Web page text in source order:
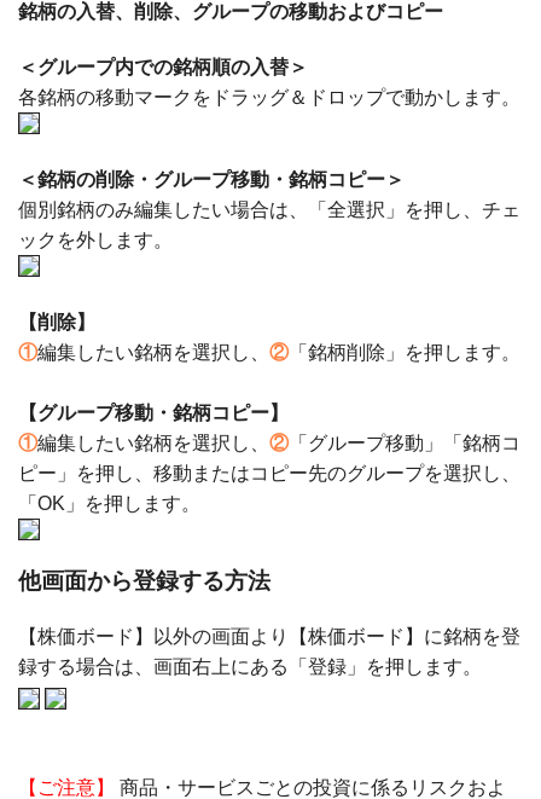
銘柄の入替、削除、グループの移動およびコピー
＜グループ内での銘柄順の入替＞
各銘柄の移動マークをドラッグ＆ドロップで動かします。
＜銘柄の削除・グループ移動・銘柄コピー＞
個別銘柄のみ編集したい場合は、「全選択」を押し、チェ
ックを外します。
【削除】
①編集したい銘柄を選択し、 ②「銘柄削除」を押します。
【グループ移動・銘柄コピー】
①編集したい銘柄を選択し、 ②「グループ移動」「銘柄コ
ピー」を押し、移動またはコピー先のグループを選択し、
「OK」を押します。
他画面から登録する方法
【株価ボード】以外の画面より【株価ボード】に銘柄を登
録する場合は、画面右上にある「登録」を押します。
【ご注意】
商品・サービスごとの投資に係るリスクおよ